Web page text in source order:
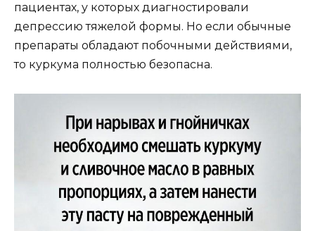
пациентах, у которых диагностировали
депрессию тяжелой формы. Но если обычные
препараты обладают побочными действиями,
то куркума полностью безопасна.